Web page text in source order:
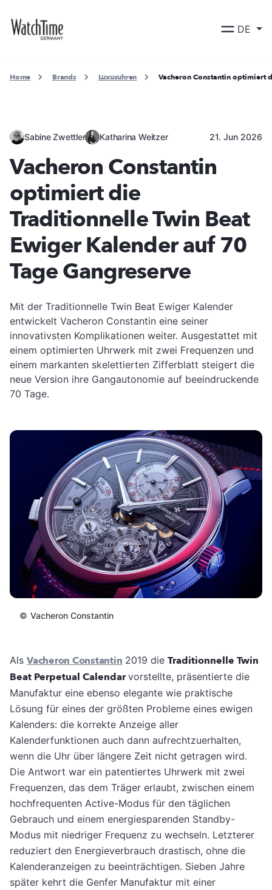
DE
Home Brands Luxusuhren Vacheron Constantin optimiert
Sabine Zwettler Katharina Weitzer 21. Jun 2026
Vacheron Constantin
optimiert die
Traditionnelle Twin Beat
Ewiger Kalender auf 70
Tage Gangreserve
Mit der Traditionnelle Twin Beat Ewiger Kalender
entwickelt Vacheron Constantin eine seiner
innovativsten Komplikationen weiter. Ausgestattet mit
einem optimierten Uhrwerk mit zwei Frequenzen und
einem markanten skelettierten Zifferblatt steigert die
neue Version ihre Gangautonomie auf beeindruckende
70 Tage.
© Vacheron Constantin
Als Vacheron Constantin 2019 dieTraditionnelle Twin
Beat Perpetual Calendarvorstellte, präsentierte die
Manufaktur eine ebenso elegante wie praktische
Lösung für eines der größten Probleme eines ewigen
Kalenders: die korrekte Anzeige aller
Kalenderfunktionen auch dann aufrechtzuerhalten,
wenn die Uhr über längere Zeit nicht getragen wird.
Die Antwort war ein patentiertes Uhrwerk mit zwei
Frequenzen, das dem Träger erlaubt, zwischen einem
hochfrequenten Active-Modus für den täglichen
Gebrauch und einem energiesparenden Standby-
Modus mit niedriger Frequenz zu wechseln. Letzterer
reduziert den Energieverbrauch drastisch, ohne die
Kalenderanzeigen zu beeinträchtigen. Sieben Jahre
später kehrt die Genfer Manufaktur mit einer